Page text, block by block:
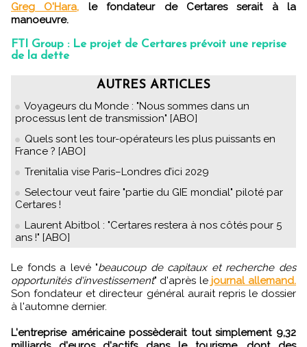
Greg O'Hara,
le fondateur de Certares serait à la
manoeuvre.
FTI Group : Le projet de Certares prévoit une reprise
de la dette
AUTRES ARTICLES
Voyageurs du Monde : "Nous sommes dans un
processus lent de transmission" [ABO]
Quels sont les tour-opérateurs les plus puissants en
France ? [ABO]
Trenitalia vise Paris–Londres d’ici 2029
Selectour veut faire "partie du GIE mondial" piloté par
Certares !
Laurent Abitbol : "Certares restera à nos côtés pour 5
ans !" [ABO]
Le fonds a levé "beaucoup de capitaux et recherche des
opportunités d'investissement" d'après lejournal allemand.
Son fondateur et directeur général aurait repris le dossier
à l'automne dernier.
L'entreprise américaine possèderait tout simplement 9,32